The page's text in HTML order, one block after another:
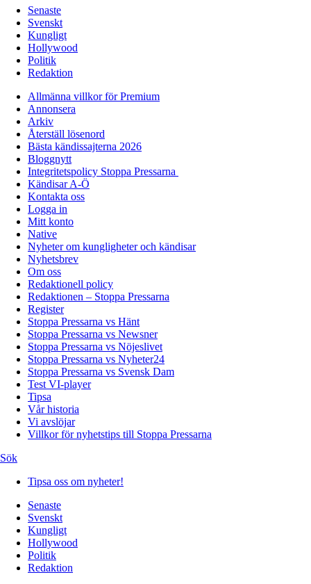
Senaste
Svenskt
Kungligt
Hollywood
Politik
Redaktion
Allmänna villkor för Premium
Annonsera
Arkiv
Återställ lösenord
Bästa kändissajterna 2026
Bloggnytt
Integritetspolicy Stoppa Pressarna
Kändisar A-Ö
Kontakta oss
Logga in
Mitt konto
Native
Nyheter om kungligheter och kändisar
Nyhetsbrev
Om oss
Redaktionell policy
Redaktionen – Stoppa Pressarna
Register
Stoppa Pressarna vs Hänt
Stoppa Pressarna vs Newsner
Stoppa Pressarna vs Nöjeslivet
Stoppa Pressarna vs Nyheter24
Stoppa Pressarna vs Svensk Dam
Test VI-player
Tipsa
Vår historia
Vi avslöjar
Villkor för nyhetstips till Stoppa Pressarna
Sök
Tipsa oss om nyheter!
Senaste
Svenskt
Kungligt
Hollywood
Politik
Redaktion